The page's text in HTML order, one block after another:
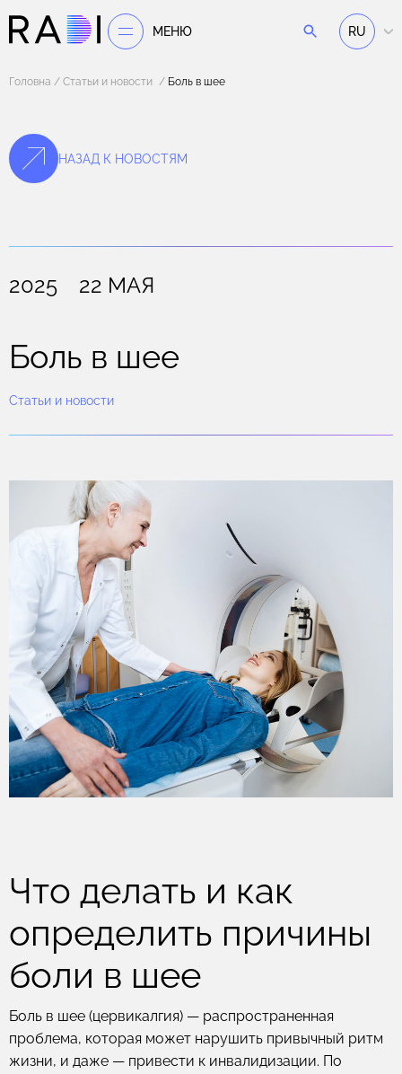
МЕНЮ RU
Головна Статьи и новости Боль в шее
НАЗАД К НОВОСТЯМ
2025 22 МАЯ
Боль в шее
Статьи и новости
Что делать и как
определить причины
боли в шее
Боль в шее (цервикалгия) — распространенная
проблема, которая может нарушить привычный ритм
жизни, и даже — привести к инвалидизации. По